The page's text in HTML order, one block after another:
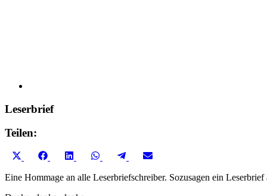
Leserbrief
Teilen:
Share
Share
FacebookShare
LinkedInShare
WhatsAppShare
TelegramShare
Eine Hommage an alle Leserbriefschreiber. Sozusagen ein